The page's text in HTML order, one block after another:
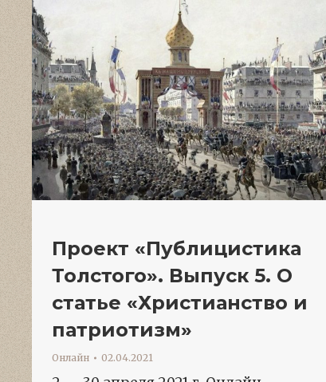
Проект «Публицистика
Толстого». Выпуск 5. О
статье «Христианство и
патриотизм»
Онлайн 02.04.2021